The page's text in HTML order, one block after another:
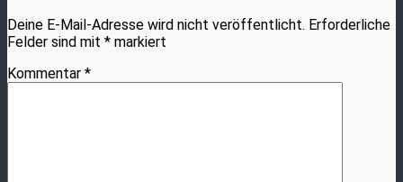
Deine E-Mail-Adresse wird nicht veröffentlicht. Erforderliche
Felder sind mit * markiert
Kommentar *